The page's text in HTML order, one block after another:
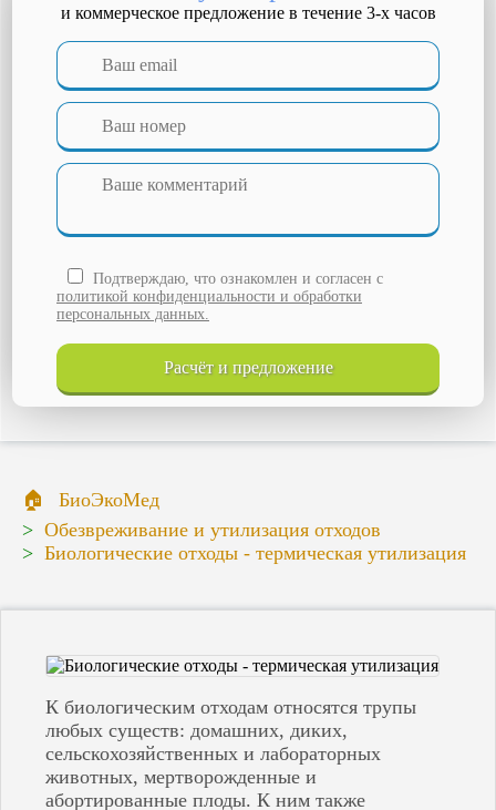
Городец
Горьковское море
Дивеево
Димитровград
Елабуга
Жигулевск
Зеленодольск
Йошкар-Ола
Казань
Каменка
Канаш
Кинель
Киров
Козьмодемьянск
Краснокамск
Кстово
Кузнецк
Кумертау
Лысково
Маркс
Медногорск
Набережные Челны
Нефтекамск
Нижнекамск
Нижний Ломов
Нижний Новгород
и коммерческое предложение в течение 3-х часов
Подтверждаю, что ознакомлен и согласен с
политикой конфиденциальности и обработки
персональных данных.
расчёт и предложение
БиоЭкоМед
Обезвреживание и утилизация отходов
Биологические отходы - термическая утилизация
К биологическим отходам относятся трупы
любых существ: домашних, диких,
сельскохозяйственных и лабораторных
животных, мертворожденные и
абортированные плоды. К ним также